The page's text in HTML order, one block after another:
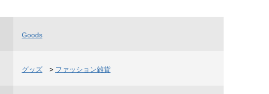
Goods
グッズ > ファッション雑貨